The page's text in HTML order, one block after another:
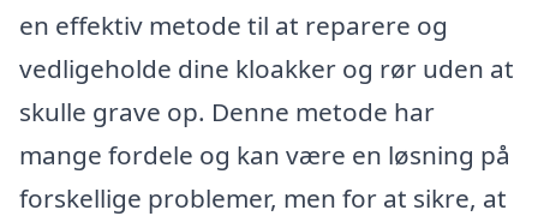
en effektiv metode til at reparere og
vedligeholde dine kloakker og rør uden at
skulle grave op. Denne metode har
mange fordele og kan være en løsning på
forskellige problemer, men for at sikre, at